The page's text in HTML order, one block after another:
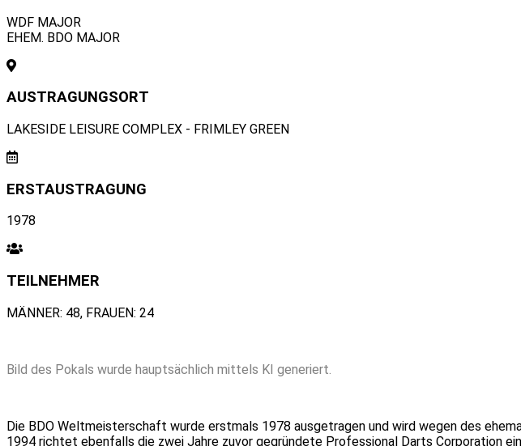
WDF MAJOR
EHEM. BDO MAJOR
AUSTRAGUNGSORT
LAKESIDE LEISURE COMPLEX - FRIMLEY GREEN
ERSTAUSTRAGUNG
1978
TEILNEHMER
MÄNNER: 48, FRAUEN: 24
Bild des Pokals wurde hauptsächlich mittels KI generiert.
Die BDO Weltmeisterschaft wurde erstmals 1978 ausgetragen und wird wegen des
1994 richtet ebenfalls die zwei Jahre zuvor gegründete Professional Darts Corporation